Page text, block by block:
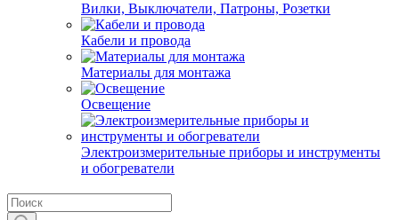
Вилки, Выключатели, Патроны, Розетки
Кабели и провода
Материалы для монтажа
Освещение
Электроизмерительные приборы и инструменты
и обогреватели